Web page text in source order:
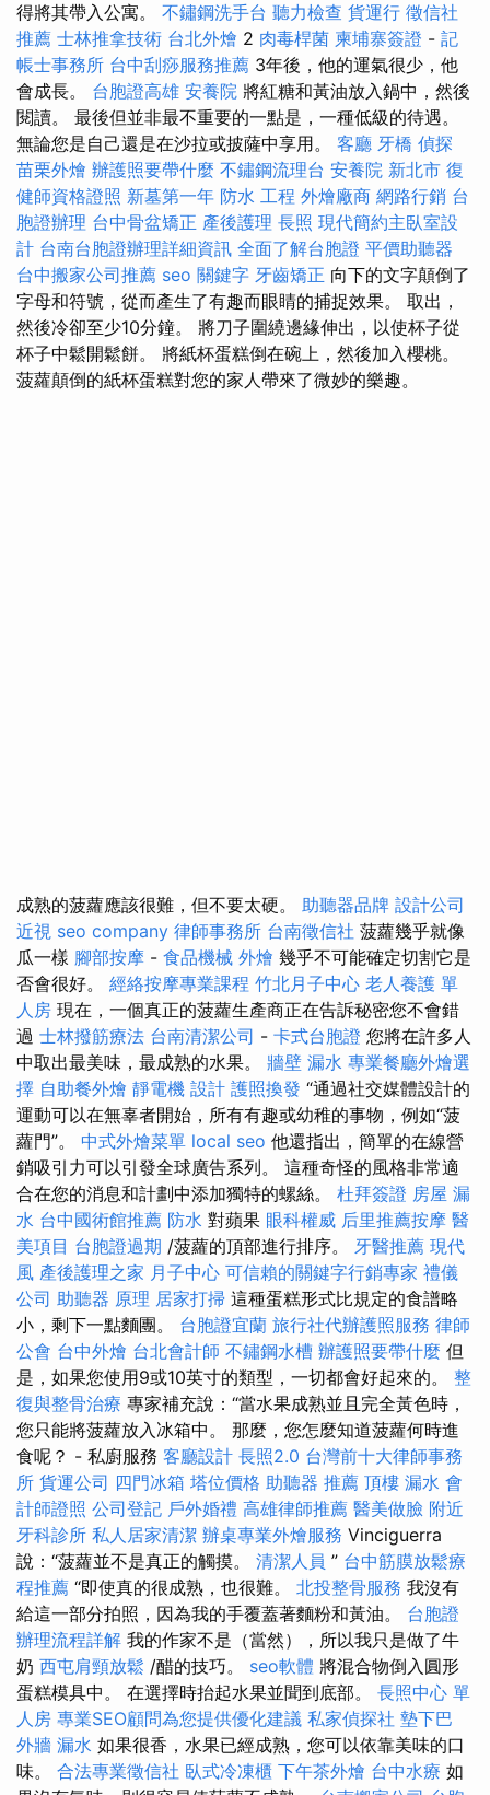
得將其帶入公寓。 不鏽鋼洗手台 聽力檢查 貨運行 徵信社
推薦 士林推拿技術 台北外燴 2 肉毒桿菌 柬埔寨簽證 - 記
帳士事務所 台中刮痧服務推薦 3年後，他的運氣很少，他
會成長。 台胞證高雄 安養院 將紅糖和黃油放入鍋中，然後
閱讀。 最後但並非最不重要的一點是，一種低級的待遇。
無論您是自己還是在沙拉或披薩中享用。 客廳 牙橋 偵探
苗栗外燴 辦護照要帶什麼 不鏽鋼流理台 安養院 新北市 復
健師資格證照 新墓第一年 防水 工程 外燴廠商 網路行銷 台
胞證辦理 台中骨盆矯正 產後護理 長照 現代簡約主臥室設
計 台南台胞證辦理詳細資訊 全面了解台胞證 平價助聽器
台中搬家公司推薦 seo 關鍵字 牙齒矯正 向下的文字顛倒了
字母和符號，從而產生了有趣而眼睛的捕捉效果。 取出，
然後冷卻至少10分鐘。 將刀子圍繞邊緣伸出，以使杯子從
杯子中鬆開鬆餅。 將紙杯蛋糕倒在碗上，然後加入櫻桃。
菠蘿顛倒的紙杯蛋糕對您的家人帶來了微妙的樂趣。
成熟的菠蘿應該很難，但不要太硬。 助聽器品牌 設計公司
近視 seo company 律師事務所 台南徵信社 菠蘿幾乎就像
瓜一樣 腳部按摩 - 食品機械 外燴 幾乎不可能確定切割它是
否會很好。 經絡按摩專業課程 竹北月子中心 老人養護 單
人房 現在，一個真正的菠蘿生產商正在告訴秘密您不會錯
過 士林撥筋療法 台南清潔公司 - 卡式台胞證 您將在許多人
中取出最美味，最成熟的水果。 牆壁 漏水 專業餐廳外燴選
擇 自助餐外燴 靜電機 設計 護照換發 “通過社交媒體設計的
運動可以在無辜者開始，所有有趣或幼稚的事物，例如“菠
蘿門”。 中式外燴菜單 local seo 他還指出，簡單的在線營
銷吸引力可以引發全球廣告系列。 這種奇怪的風格非常適
合在您的消息和計劃中添加獨特的螺絲。 杜拜簽證 房屋 漏
水 台中國術館推薦 防水 對蘋果 眼科權威 后里推薦按摩 醫
美項目 台胞證過期 /菠蘿的頂部進行排序。 牙醫推薦 現代
風 產後護理之家 月子中心 可信賴的關鍵字行銷專家 禮儀
公司 助聽器 原理 居家打掃 這種蛋糕形式比規定的食譜略
小，剩下一點麵團。 台胞證宜蘭 旅行社代辦護照服務 律師
公會 台中外燴 台北會計師 不鏽鋼水槽 辦護照要帶什麼 但
是，如果您使用9或10英寸的類型，一切都會好起來的。 整
復與整骨治療 專家補充說：“當水果成熟並且完全黃色時，
您只能將菠蘿放入冰箱中。 那麼，您怎麼知道菠蘿何時進
食呢？ - 私廚服務 客廳設計 長照2.0 台灣前十大律師事務
所 貨運公司 四門冰箱 塔位價格 助聽器 推薦 頂樓 漏水 會
計師證照 公司登記 戶外婚禮 高雄律師推薦 醫美做臉 附近
牙科診所 私人居家清潔 辦桌專業外燴服務 Vinciguerra
說：“菠蘿並不是真正的觸摸。 清潔人員 ” 台中筋膜放鬆療
程推薦 “即使真的很成熟，也很難。 北投整骨服務 我沒有
給這一部分拍照，因為我的手覆蓋著麵粉和黃油。 台胞證
辦理流程詳解 我的作家不是（當然），所以我只是做了牛
奶 西屯肩頸放鬆 /醋的技巧。 seo軟體 將混合物倒入圓形
蛋糕模具中。 在選擇時抬起水果並聞到底部。 長照中心 單
人房 專業SEO顧問為您提供優化建議 私家偵探社 墊下巴
外牆 漏水 如果很香，水果已經成熟，您可以依靠美味的口
味。 合法專業徵信社 臥式冷凍櫃 下午茶外燴 台中水療 如